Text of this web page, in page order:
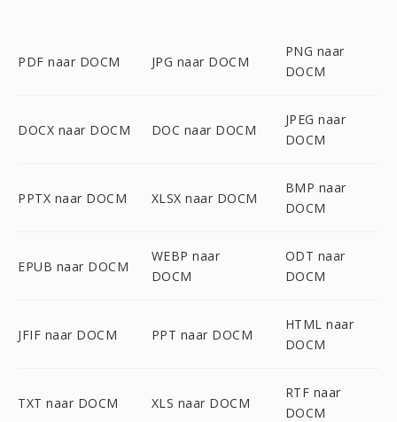
PDF naar DOCM JPG naar DOCM
PNG naar
DOCM
DOCX naar DOCM DOC naar DOCM
JPEG naar
DOCM
PPTX naar DOCM XLSX naar DOCM
BMP naar
DOCM
EPUB naar DOCM
WEBP naar
DOCM
ODT naar
DOCM
JFIF naar DOCM PPT naar DOCM
HTML naar
DOCM
TXT naar DOCM XLS naar DOCM
RTF naar
DOCM